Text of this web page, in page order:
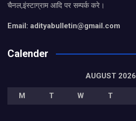
चैनल,इंस्टाग्राम आदि पर सम्पर्क करे।
Email: adityabulletin@gmail.com
Calender
AUGUST 2026
M T W T